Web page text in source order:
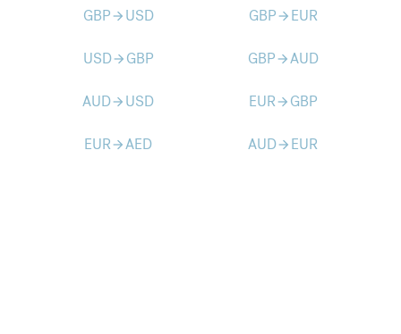
GBParrow_forward USD GBParrow_forward EUR
USDarrow_forward GBP GBParrow_forwardAUD
AUDarrow_forward USD EURarrow_forward GBP
EURarrow_forwardAED AUDarrow_forward EUR